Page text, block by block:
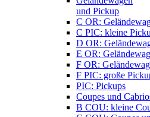
und Pickup
C OR:
C PIC: kleine
D OR:
E OR:
F OR:
F PIC: große
PIC: Pickups
Coupes und
B COU: kleine